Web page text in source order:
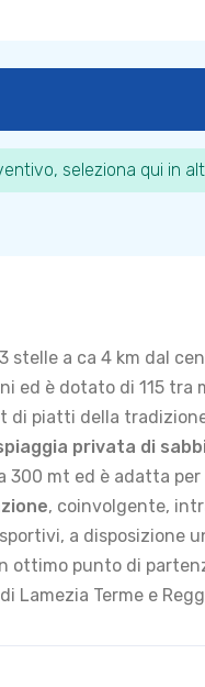
seleziona qui in
stelle a ca 4 km dal
ed è dotato di 115
di piatti della
privata di
mt ed è adatta
, coinvolgente,
a disposizione
ottimo punto di
Lamezia Terme e